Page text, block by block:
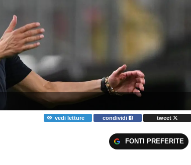
vedi letture condividi tweet
FONTI PREFERITE